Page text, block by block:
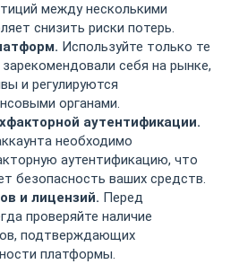
между несколькими
снизить риски потерь.
Используйте только те
себя на рынке,
и регулируются
органами.
аутентификации.
необходимо
аутентификацию, что
безопасность ваших средств.
и лицензий. Перед
проверяйте наличие
подтверждающих
платформы.